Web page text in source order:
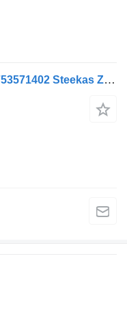
Mercedes-Benz A 9483571101-7753571402 Steekas Zonder Sper Actros MP4 voor Mercedes-Benz A-klasse auto